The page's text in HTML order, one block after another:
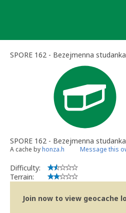
SPORE 162 - Bezejmenna
SPORE 162 - Bezejmenna studanka
A cache byhonza.h Message this
Difficulty:
Terrain:
Join now to view